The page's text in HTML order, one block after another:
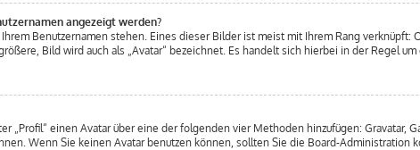
angezeigt werden?
Benutzernamen stehen. Eines dieser Bilder ist meist mit Ihrem Rang
Bild wird auch als „Avatar“ bezeichnet. Es handelt sich hierbei in der Regel
„Profil“ einen Avatar über eine der folgenden vier Methoden hinzufügen: Gravatar,
Wenn Sie keinen Avatar benutzen können, sollten Sie die Board-Administration